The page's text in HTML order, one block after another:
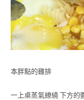
本胖點的雞排
一上桌蒸氣繚繞 下方的